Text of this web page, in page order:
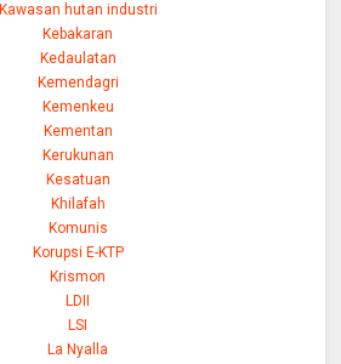
Kawasan hutan industri
Kebakaran
Kedaulatan
Kemendagri
Kemenkeu
Kementan
Kerukunan
Kesatuan
Khilafah
Komunis
Korupsi E-KTP
Krismon
LDII
LSI
La Nyalla